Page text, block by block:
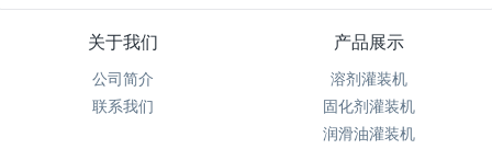
关于我们
公司简介
联系我们
产品展示
溶剂灌装机
固化剂灌装机
润滑油灌装机